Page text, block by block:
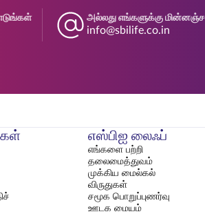
அல்லது எங்களுக்கு
info@sbilife.co.in
எஸ்பிஐ லைஃப்
எங்களை பற்றி
தலைமைத்துவம்
முக்கிய மைல்கல்
விருதுகள்
சமூக பொறுப்புணர்வு
ஊடக மையம்